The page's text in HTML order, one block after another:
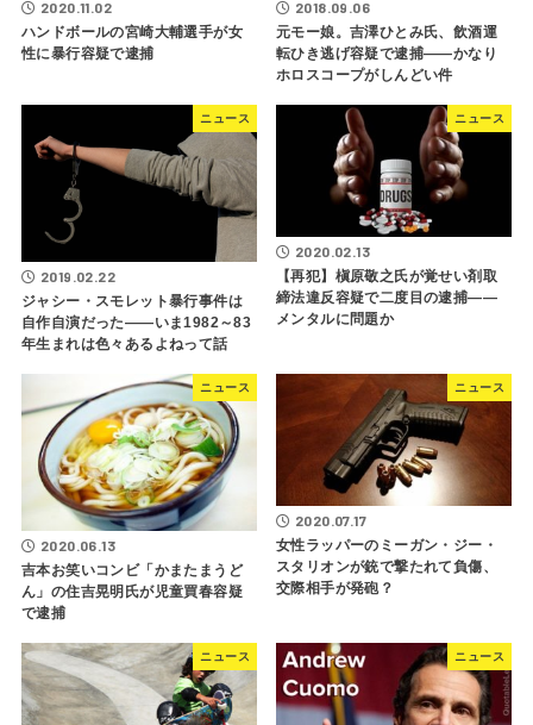
2020.11.02
ハンドボールの宮崎大輔選手が女
性に暴行容疑で逮捕
2018.09.06
元モー娘。吉澤ひとみ氏、飲酒運
転ひき逃げ容疑で逮捕――かなり
ホロスコープがしんどい件
ニュース
2019.02.22
ジャシー・スモレット暴行事件は
自作自演だった――いま1982～83
年生まれは色々あるよねって話
ニュース
2020.02.13
【再犯】槇原敬之氏が覚せい剤取
締法違反容疑で二度目の逮捕――
メンタルに問題か
ニュース
2020.06.13
吉本お笑いコンビ「かまたまうど
ん」の住吉晃明氏が児童買春容疑
で逮捕
ニュース
2020.07.17
女性ラッパーのミーガン・ジー・
スタリオンが銃で撃たれて負傷、
交際相手が発砲？
ニュース ニュース